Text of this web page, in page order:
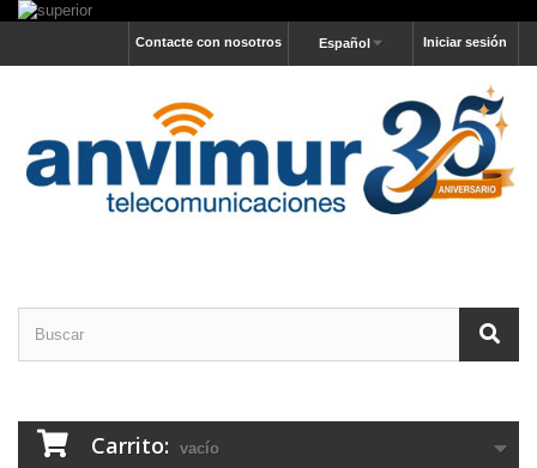
Iniciar sesión
Español
Contacte con nosotros
Carrito: vacío